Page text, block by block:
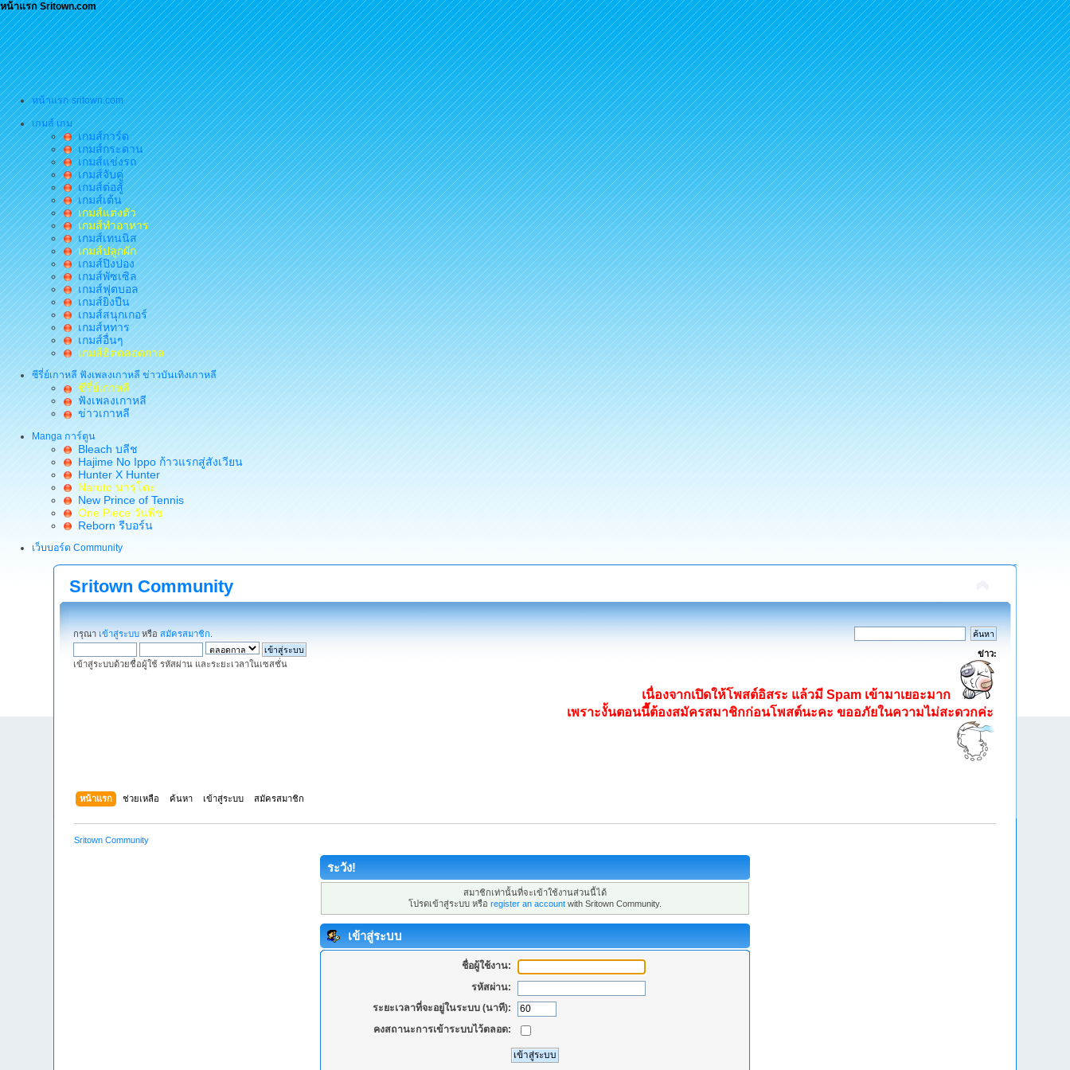
หน้าแรก Sritown.com
หน้าแรก sritown.com
เกมส์ เกม
เกมส์การ์ด
เกมส์กระดาน
เกมส์แข่งรถ
เกมส์จับคู่
เกมส์ต่อสู้
เกมส์เต้น
เกมส์แต่งตัว
เกมส์ทำอาหาร
เกมส์เทนนิส
เกมส์ปลูกผัก
เกมส์ปิงปอง
เกมส์พัซเซิล
เกมส์ฟุตบอล
เกมส์ยิงปืน
เกมส์สนุกเกอร์
เกมส์หทาร
เกมส์อื่นๆ
เกมส์ฮิตตลอดกาล
ซีรี่ย์เกาหลี ฟังเพลงเกาหลี ข่าวบันเทิงเกาหลี
ซีรี่ย์เกาหลี
ฟังเพลงเกาหลี
ข่าวเกาหลี
Manga การ์ตูน
Bleach บลีช
Hajime No Ippo ก้าวแรกสู่สังเวียน
Hunter X Hunter
Naruto นารุโตะ
New Prince of Tennis
One Piece วันพีช
Reborn รีบอร์น
เว็บบอร์ด Community
Sritown Community
กรุณา เข้าสู่ระบบ หรือสมัครสมาชิก
เข้าสู่ระบบด้วยชื่อผู้ใช้ รหัสผ่าน และระยะเวลาในเซสชั่น
ข่าว:
เนื่องจากเปิดให้โพสต์อิสระ แล้วมี Spam เข้ามาเยอะมาก
เพราะงั้นตอนนี้ต้องสมัครสมาชิกก่อนโพสต์นะคะ ขออภัยในความไม่สะดวกค่ะ
หน้าแรก ช่วยเหลือ ค้นหา เข้าสู่ระบบ สมัครสมาชิก
Sritown Community
ระวัง!
สมาชิกเท่านั้นที่จะเข้าใช้งานส่วนนี้ได้
โปรดเข้าสู่ระบบ หรือ register an account with Sritown Community.
เข้าสู่ระบบ
ชื่อผู้ใช้งาน:
รหัสผ่าน:
ระยะเวลาที่จะอยู่ในระบบ (นาที):
คงสถานะการเข้าระบบไว้ตลอด: